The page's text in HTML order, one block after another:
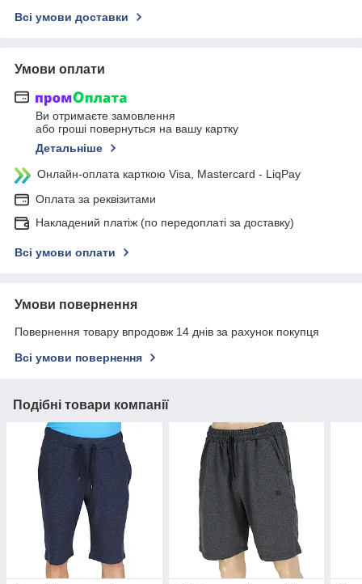
Всі умови доставки
Умови оплати
Ви отримаєте замовлення
або гроші повернуться на вашу картку
Детальніше
Онлайн-оплата карткою Visa, Mastercard - LiqPay
Оплата за реквізитами
Накладений платіж (по передоплаті за доставку)
Всі умови оплати
Умови повернення
Повернення товару впродовж 14 днів за рахунок покупця
Всі умови повернення
Подібні товари компанії